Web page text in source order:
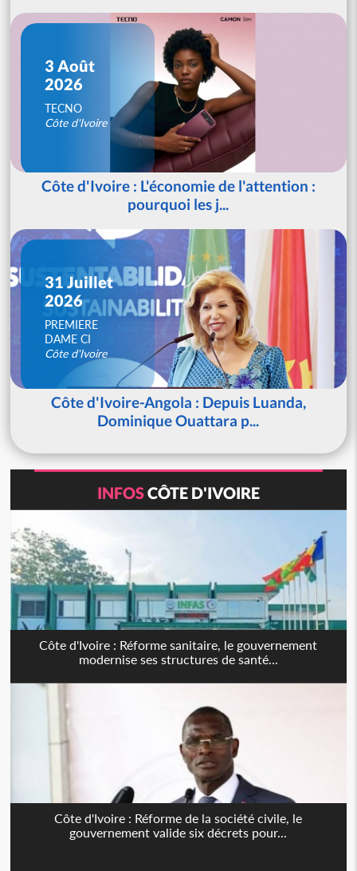
3 Août
2026
TECNO
Côte d'Ivoire
Côte d'Ivoire : L'économie de l'attention :
pourquoi les j...
31 Juillet
2026
PREMIERE
DAME CI
Côte d'Ivoire
Côte d'Ivoire-Angola : Depuis Luanda,
Dominique Ouattara p...
INFOSCÔTE D'IVOIRE
Côte d'Ivoire : Réforme sanitaire, le gouvernement
modernise ses structures de santé...
Côte d'Ivoire : Réforme de la société civile, le
gouvernement valide six décrets pour...